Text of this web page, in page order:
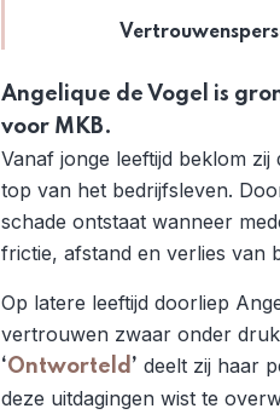
Angelique de Vogel is
voor MKB.
Vanaf jonge leeftijd beklom
top van het bedrijfsleven.
schade ontstaat wanneer
frictie, afstand en verlies van
Op latere leeftijd doorliep
vertrouwen zwaar onder
‘Ontworteld ’ deelt zij haar
deze uitdagingen wist te